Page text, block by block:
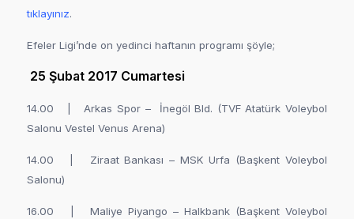
tıklayınız.
Efeler Ligi’nde on yedinci haftanın programı şöyle;
25 Şubat 2017 Cumartesi
14.00 | Arkas Spor – İnegöl Bld. (TVF Atatürk Voleybol
Salonu Vestel Venus Arena)
14.00 | Ziraat Bankası – MSK Urfa (Başkent Voleybol
Salonu)
16.00 | Maliye Piyango – Halkbank (Başkent Voleybol